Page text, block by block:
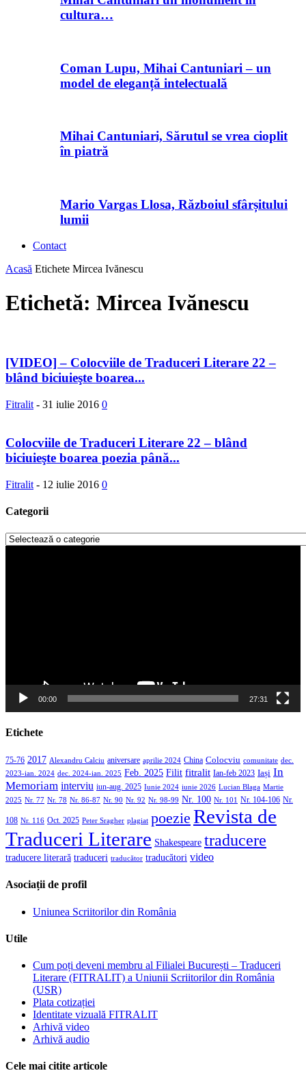
cultura…
Coman Lupu, Mihai Cantuniari – un
model de eleganță intelectuală
Mihai Cantuniari, Sărutul se vrea cioplit
în piatră
Mario Vargas Llosa, Războiul sfârșitului
lumii
Contact
Acasă Etichete Mircea Ivănescu
Etichetă: Mircea Ivănescu
[VIDEO] – Colocviile de Traduceri Literare 22 –
blând biciuieşte boarea...
Fitralit - 31 iulie 2016 0
Colocviile de Traduceri Literare 22 – blând
biciuieşte boarea poezia până...
Fitralit - 12 iulie 2016 0
Categorii
Categorii
00:00 27:31
Etichete
75-76 2017 Alexandru Calciu aniversare aprilie 2024 China Colocviu comunitate dec.
2023-ian. 2024 dec. 2024-ian. 2025 Feb. 2025 Filit fitralit Ian-feb 2023 Iași In
Memoriam interviu iun-aug. 2025 Iunie 2024 iunie 2026 Lucian Blaga Martie
2025 Nr. 77 Nr. 78 Nr. 86-87 Nr. 90 Nr. 92 Nr. 98-99 Nr. 100 Nr. 101 Nr. 104-106 Nr.
108 Nr. 116 Oct. 2025 Peter Sragher plagiat poezie Revista de
Traduceri Literare Shakespeare traducere
traducere literară traduceri traducător traducători video
Asociații de profil
Uniunea Scriitorilor din România
Utile
Cum poți deveni membru al Filialei București – Traduceri
Literare (FITRALIT) a Uniunii Scriitorilor din România
(USR)
Plata cotizației
Identitate vizuală FITRALIT
Arhivă video
Arhivă audio
Cele mai citite articole